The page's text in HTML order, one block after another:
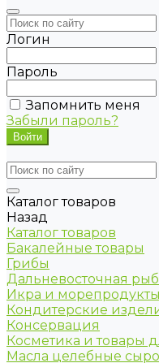
Логин
Пароль
Запомнить меня
Забыли пароль?
Каталог товаров
Назад
Каталог товаров
Бакалейные товары
Грибы
Дальневосточная
Икра и морепродукты
Кондитерские
Консервация
Косметика и товары
Масла целебные